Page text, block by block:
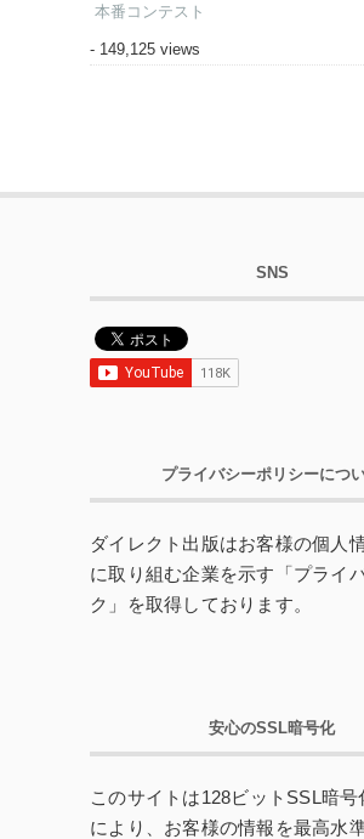
本番コンテスト
- 149,125 views
SNS
プライバシーポリシーにつ
ダイレクト出版はお客様の個人
に取り組む企業を示す「プライ
ク」を取得しております。
安心のSSL暗号化
このサイトは128ビットSSL暗号
により、お客様の情報を最高水